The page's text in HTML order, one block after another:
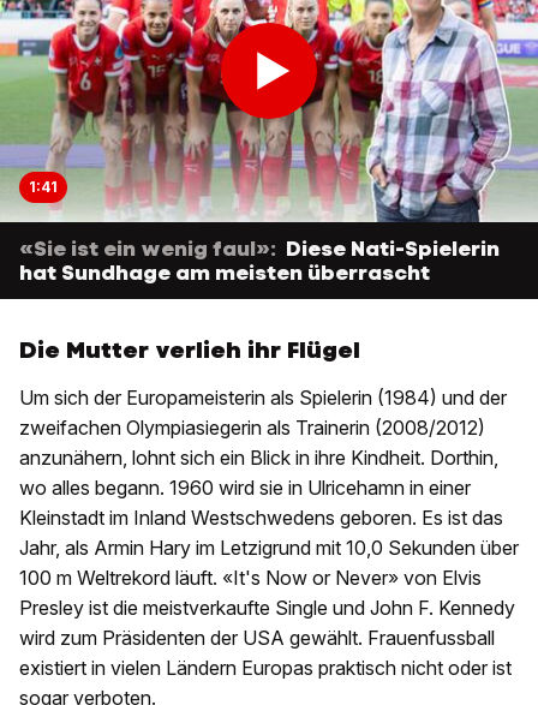
1:41
«Sie ist ein wenig faul»: Diese Nati-Spielerin
hat Sundhage am meisten überrascht
Die Mutter verlieh ihr Flügel
Um sich der Europameisterin als Spielerin (1984) und der
zweifachen Olympiasiegerin als Trainerin (2008/2012)
anzunähern, lohnt sich ein Blick in ihre Kindheit. Dorthin,
wo alles begann. 1960 wird sie in Ulricehamn in einer
Kleinstadt im Inland Westschwedens geboren. Es ist das
Jahr, als Armin Hary im Letzigrund mit 10,0 Sekunden über
100 m Weltrekord läuft. «It's Now or Never» von Elvis
Presley ist die meistverkaufte Single und John F. Kennedy
wird zum Präsidenten der USA gewählt. Frauenfussball
existiert in vielen Ländern Europas praktisch nicht oder ist
sogar verboten.